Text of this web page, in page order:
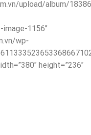
upload/album/
1156″
wp-
height=”236″